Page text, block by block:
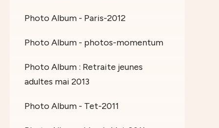
Photo Album - Paris-2012
Photo Album - photos-momentum
Photo Album : Retraite jeunes
adultes mai 2013
Photo Album - Tet-2011